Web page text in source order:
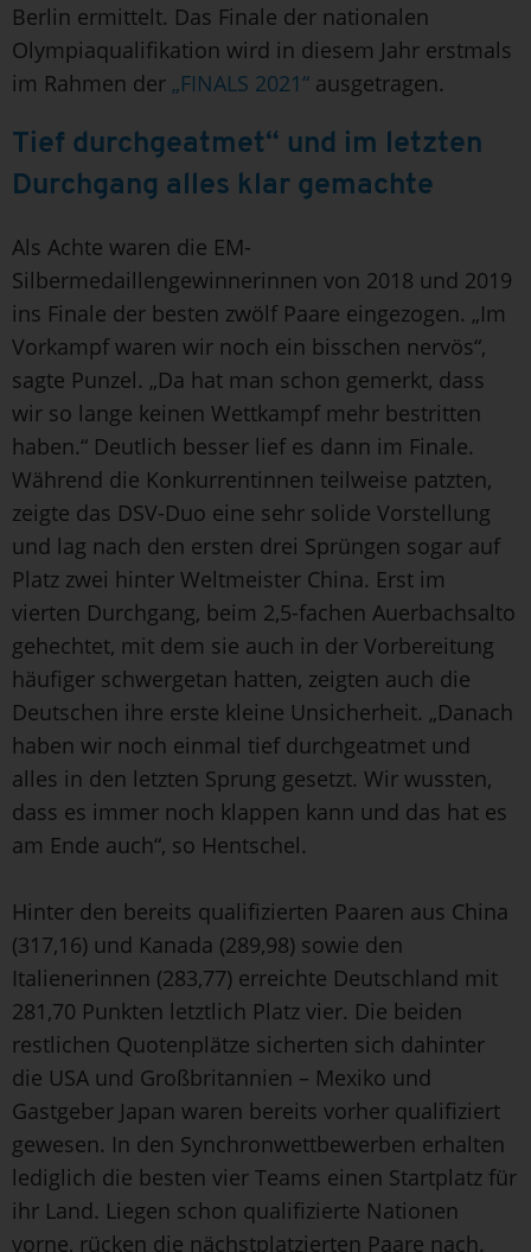
Berlin ermittelt. Das Finale der nationalen
Olympiaqualifikation wird in diesem Jahr erstmals
im Rahmen der „FINALS 2021“ ausgetragen.
Tief durchgeatmet“ und im letzten
Durchgang alles klar gemachte
Als Achte waren die EM-
Silbermedaillengewinnerinnen von 2018 und 2019
ins Finale der besten zwölf Paare eingezogen. „Im
Vorkampf waren wir noch ein bisschen nervös“,
sagte Punzel. „Da hat man schon gemerkt, dass
wir so lange keinen Wettkampf mehr bestritten
haben.“ Deutlich besser lief es dann im Finale.
Während die Konkurrentinnen teilweise patzten,
zeigte das DSV-Duo eine sehr solide Vorstellung
und lag nach den ersten drei Sprüngen sogar auf
Platz zwei hinter Weltmeister China. Erst im
vierten Durchgang, beim 2,5-fachen Auerbachsalto
gehechtet, mit dem sie auch in der Vorbereitung
häufiger schwergetan hatten, zeigten auch die
Deutschen ihre erste kleine Unsicherheit. „Danach
haben wir noch einmal tief durchgeatmet und
alles in den letzten Sprung gesetzt. Wir wussten,
dass es immer noch klappen kann und das hat es
am Ende auch“, so Hentschel.
Hinter den bereits qualifizierten Paaren aus China
(317,16) und Kanada (289,98) sowie den
Italienerinnen (283,77) erreichte Deutschland mit
281,70 Punkten letztlich Platz vier. Die beiden
restlichen Quotenplätze sicherten sich dahinter
die USA und Großbritannien – Mexiko und
Gastgeber Japan waren bereits vorher qualifiziert
gewesen. In den Synchronwettbewerben erhalten
lediglich die besten vier Teams einen Startplatz für
ihr Land. Liegen schon qualifizierte Nationen
vorne, rücken die nächstplatzierten Paare nach.